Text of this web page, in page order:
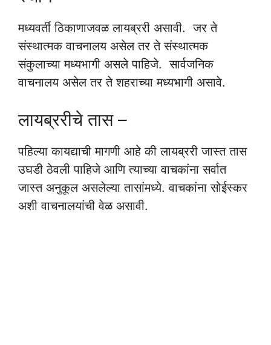
मध्यवर्ती ठिकाणाजवळ लायब्ररी असावी. जर ते
संस्थात्मक वाचनालय असेल तर ते संस्थात्मक
संकुलाच्या मध्यभागी असले पाहिजे. सार्वजनिक
वाचनालय असेल तर ते शहराच्या मध्यभागी असावे.
लायब्ररीचे तास –
पहिल्या कायद्याची मागणी आहे की लायब्ररी जास्त तास
उघडी ठेवली पाहिजे आणि त्याच्या वाचकांना सर्वात
जास्त अनुकूल असलेल्या तासांमध्ये. वाचकांना सोईस्कर
अशी वाचनालयांची वेळ असावी.